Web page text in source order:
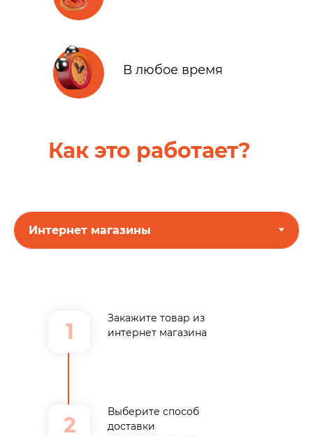
В любое время
Как это работает?
Выберите способ
доставки
Закажите товар из
интернет магазина
2
1